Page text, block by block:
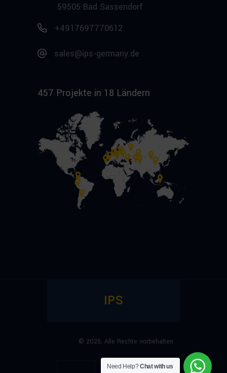
59505 Bad Sassendorf
+4917697770612
sales@ips-germany.de
457 Projekte in 18 Ländern
IPS
© 2025, Alle Rechte vorbehalten
Need Help?Chat with us